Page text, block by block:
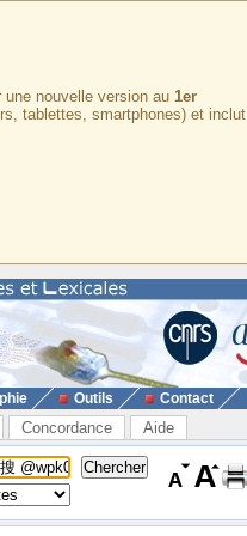
nouvelle version au 1er
tablettes, smartphones) et inclut
Outils Contact
Concordance Aide